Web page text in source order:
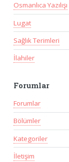
Osmanlıca Yazılışı
Lugat
Sağlık Terimleri
İlahiler
Forumlar
Forumlar
Bölümler
Kategoriler
İletişim